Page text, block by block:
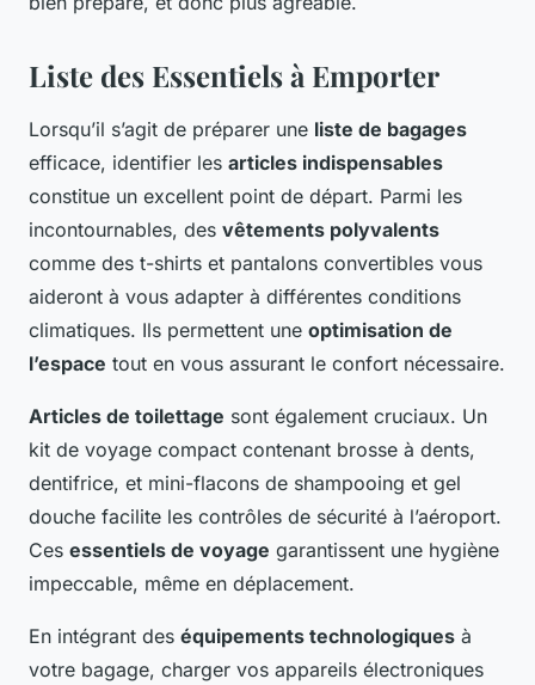
Liste des Essentiels à Emporter
Lorsqu’il s’agit de préparer une liste de bagages
efficace, identifier les articles indispensables
constitue un excellent point de départ. Parmi les
incontournables, des vêtements polyvalents
comme des t-shirts et pantalons convertibles vous
aideront à vous adapter à différentes conditions
climatiques. Ils permettent une optimisation de
l’espace tout en vous assurant le confort nécessaire.
Articles de toilettage sont également cruciaux. Un
kit de voyage compact contenant brosse à dents,
dentifrice, et mini-flacons de shampooing et gel
douche facilite les contrôles de sécurité à l’aéroport.
Ces essentiels de voyage garantissent une hygiène
impeccable, même en déplacement.
En intégrant des équipements technologiques à
votre bagage, charger vos appareils électroniques